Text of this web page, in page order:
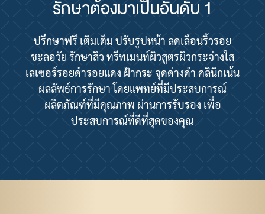
รักษาต้องมาเป็นอันดับ 1
ปรึกษาฟรี เติมเต็ม ปรับรูปหน้า ลดเลือนริ้วรอย
ชะลอวัย รักษาสิว ทรีทเมนท์ผิวสูตรผิวกระจ่างใส
เลเซอร์รอยดำรอยแดง ฝ้ากระ จุดด่างดำ คลินิกเน้น
ผลลัพธ์การรักษา โดยแพทย์ที่มีประสบการณ์
ผลิตภัณฑ์ที่มีคุณภาพ ผ่านการรับรอง เพื่อ
ประสบการณ์ที่ดีที่สุดของคุณ